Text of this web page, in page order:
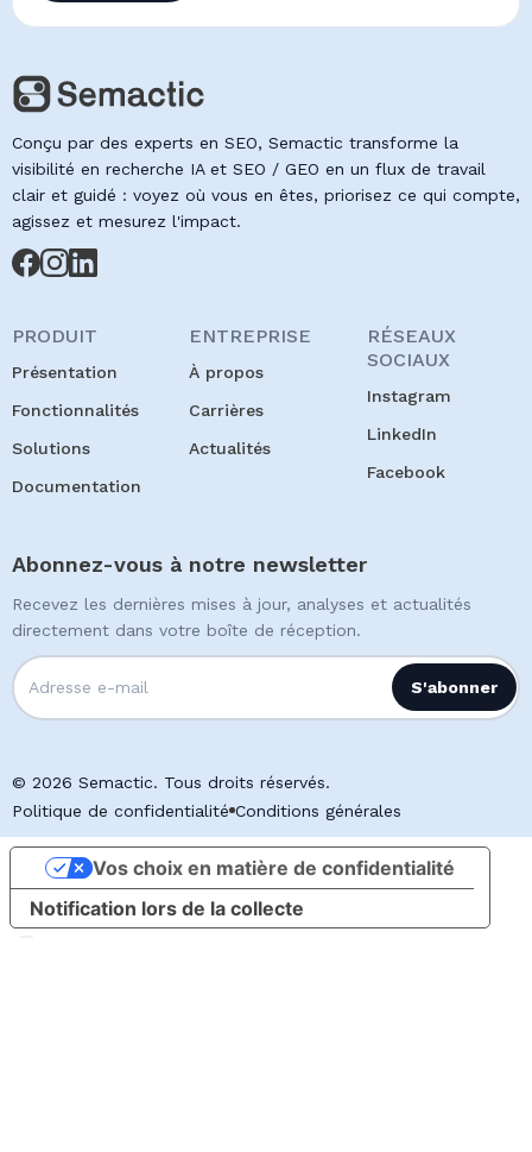
Conçu par des experts en SEO, Semactic transforme la
visibilité en recherche IA et SEO / GEO en un flux de travail
clair et guidé : voyez où vous en êtes, priorisez ce qui compte,
agissez et mesurez l'impact.
PRODUIT
Présentation
Fonctionnalités
Solutions
Documentation
ENTREPRISE
À propos
Carrières
Actualités
RÉSEAUX
SOCIAUX
Instagram
LinkedIn
Facebook
Abonnez-vous à notre newsletter
Recevez les dernières mises à jour, analyses et actualités
directement dans votre boîte de réception.
© 2026 Semactic. Tous droits réservés.
Politique de confidentialité Conditions générales
Notification lors de la collecte
Vos choix en matière de confidentialité